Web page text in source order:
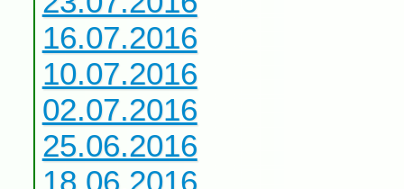
16.07.2016
10.07.2016
02.07.2016
25.06.2016
18.06.2016